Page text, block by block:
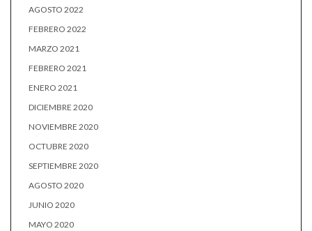
AGOSTO 2022
FEBRERO 2022
MARZO 2021
FEBRERO 2021
ENERO 2021
DICIEMBRE 2020
NOVIEMBRE 2020
OCTUBRE 2020
SEPTIEMBRE 2020
AGOSTO 2020
JUNIO 2020
MAYO 2020